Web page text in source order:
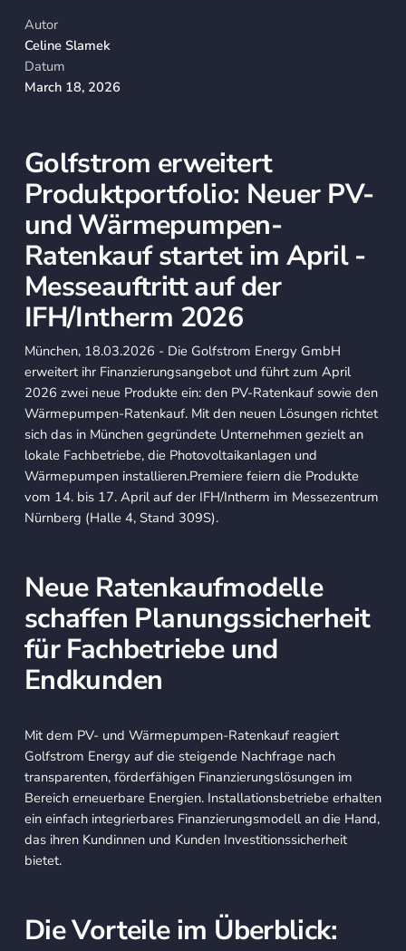
Autor
Celine Slamek
Datum
March 18, 2026
Golfstrom erweitert
Produktportfolio: Neuer PV-
und Wärmepumpen-
Ratenkauf startet im April -
Messeauftritt auf der
IFH/Intherm 2026
München, 18.03.2026 - Die Golfstrom Energy GmbH
erweitert ihr Finanzierungsangebot und führt zum April
2026 zwei neue Produkte ein: den PV-Ratenkauf sowie den
Wärmepumpen-Ratenkauf. Mit den neuen Lösungen richtet
sich das in München gegründete Unternehmen gezielt an
lokale Fachbetriebe, die Photovoltaikanlagen und
Wärmepumpen installieren.Premiere feiern die Produkte
vom 14. bis 17. April auf der IFH/Intherm im Messezentrum
Nürnberg (Halle 4, Stand 309S).
Neue Ratenkaufmodelle
schaffen Planungssicherheit
für Fachbetriebe und
Endkunden
Mit dem PV- und Wärmepumpen-Ratenkauf reagiert
Golfstrom Energy auf die steigende Nachfrage nach
transparenten, förderfähigen Finanzierungslösungen im
Bereich erneuerbare Energien. Installationsbetriebe erhalten
ein einfach integrierbares Finanzierungsmodell an die Hand,
das ihren Kundinnen und Kunden Investitionssicherheit
bietet.
Die Vorteile im Überblick: